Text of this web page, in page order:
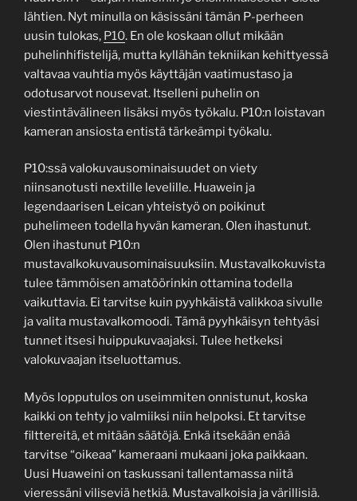
lähtien. Nyt minulla on käsissäni tämän P-perheen
uusin tulokas, P10. En ole koskaan ollut mikään
puhelinhifistelijä, mutta kyllähän tekniikan kehittyessä
valtavaa vauhtia myös käyttäjän vaatimustaso ja
odotusarvot nousevat. Itselleni puhelin on
viestintävälineen lisäksi myös työkalu. P10:n loistavan
kameran ansiosta entistä tärkeämpi työkalu.
P10:ssä valokuvausominaisuudet on viety
niinsanotusti nextille levelille. Huawein ja
legendaarisen Leican yhteistyö on poikinut
puhelimeen todella hyvän kameran. Olen ihastunut.
Olen ihastunut P10:n
mustavalkokuvausominaisuuksiin. Mustavalkokuvista
tulee tämmöisen amatöörinkin ottamina todella
vaikuttavia. Ei tarvitse kuin pyyhkäistä valikkoa sivulle
ja valita mustavalkomoodi. Tämä pyyhkäisyn tehtyäsi
tunnet itsesi huippukuvaajaksi. Tulee hetkeksi
valokuvaajan itseluottamus.
Myös lopputulos on useimmiten onnistunut, koska
kaikki on tehty jo valmiiksi niin helpoksi. Et tarvitse
filttereitä, et mitään säätöjä. Enkä itsekään enää
tarvitse “oikeaa” kameraani mukaani joka paikkaan.
Uusi Huaweini on taskussani tallentamassa niitä
vieressäni viliseviä hetkiä. Mustavalkoisia ja värillisiä.